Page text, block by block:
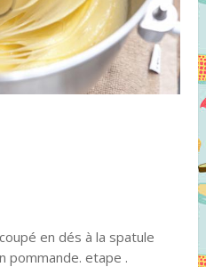
coupé en dés à la spatule
pommande. etape .